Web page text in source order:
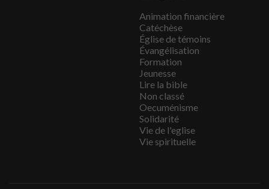
Animation financière
Catéchèse
Église de témoins
Évangélisation
Formation
Jeunesse
Lire la bible
Non classé
Oecuménisme
Solidarité
Vie de l'eglise
Vie spirituelle